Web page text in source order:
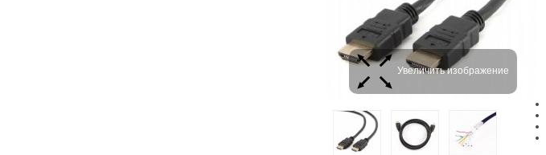
Увеличить изображение